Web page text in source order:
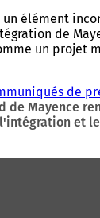
un élément
de
un projet
de
de Mayence
et